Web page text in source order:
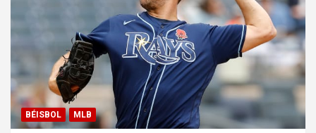
BÉISBOL MLB